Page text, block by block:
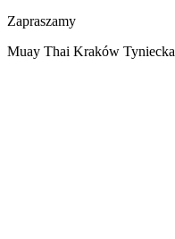
Zapraszamy
Muay Thai Kraków Tyniecka